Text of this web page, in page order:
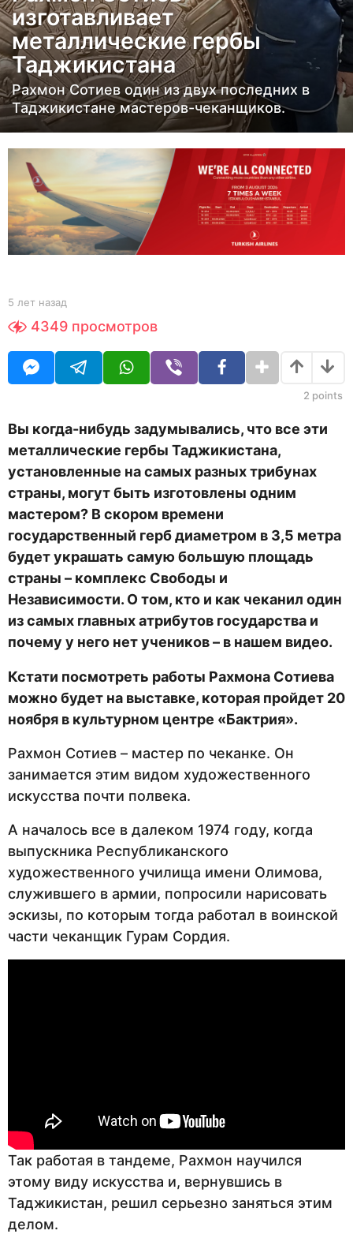
а
з
а
д
5
л
а
з
а
изготавливает
металлические гербы
Таджикистана
Рахмон Сотиев один из двух последних в
Таджикистане мастеров-чеканщиков.
b
Y
O
R
5 лет назад
е
н
4349 просмотров
2 points
Вы когда-нибудь задумывались, что все эти
металлические гербы Таджикистана,
установленные на самых разных трибунах
страны, могут быть изготовлены одним
мастером? В скором времени
государственный герб диаметром в 3,5 метра
будет украшать самую большую площадь
страны – комплекс Свободы и
Независимости. О том, кто и как чеканил один
из самых главных атрибутов государства и
почему у него нет учеников – в нашем видео.
Кстати посмотреть работы Рахмона Сотиева
можно будет на выставке, которая пройдет 20
ноября в культурном центре «Бактрия».
Рахмон Сотиев – мастер по чеканке. Он
занимается этим видом художественного
искусства почти полвека.
А началось все в далеком 1974 году, когда
выпускника Республиканского
художественного училища имени Олимова,
служившего в армии, попросили нарисовать
эскизы, по которым тогда работал в воинской
части чеканщик Гурам Сордия.
Так работая в тандеме, Рахмон научился
этому виду искусства и, вернувшись в
Таджикистан, решил серьезно заняться этим
делом.